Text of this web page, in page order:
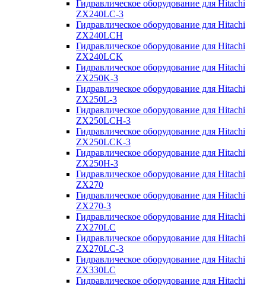
Гидравлическое оборудование для Hitachi
ZX240LC-3
Гидравлическое оборудование для Hitachi
ZX240LCH
Гидравлическое оборудование для Hitachi
ZX240LCK
Гидравлическое оборудование для Hitachi
ZX250K-3
Гидравлическое оборудование для Hitachi
ZX250L-3
Гидравлическое оборудование для Hitachi
ZX250LCH-3
Гидравлическое оборудование для Hitachi
ZX250LCK-3
Гидравлическое оборудование для Hitachi
ZX250Н-3
Гидравлическое оборудование для Hitachi
ZX270
Гидравлическое оборудование для Hitachi
ZX270-3
Гидравлическое оборудование для Hitachi
ZX270LC
Гидравлическое оборудование для Hitachi
ZX270LC-3
Гидравлическое оборудование для Hitachi
ZX330LC
Гидравлическое оборудование для Hitachi